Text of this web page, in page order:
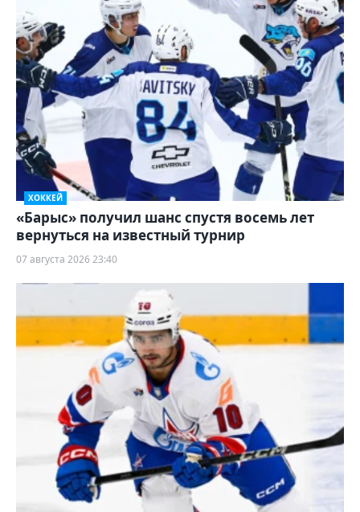
ХОККЕЙ
«Барыс» получил шанс спустя восемь лет
вернуться на известный турнир
07 августа 2026 23:40